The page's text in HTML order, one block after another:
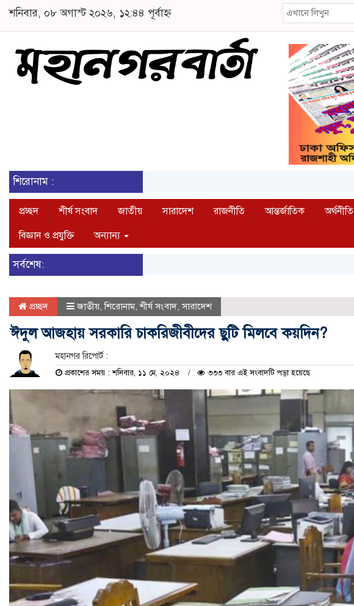
শনিবার, ০৮ অগাস্ট ২০২৬, ১২:৪৪ পূর্বাহ্ন
শিরোনাম :
প্রচ্ছদ শীর্ষ সংবাদ জাতীয় সারাদেশ রাজনীতি আন্তর্জাতিক অর্থনীতি
বিজ্ঞান ও প্রযুক্তি
অন্যান্য
সর্বশেষ:
প্রচ্ছদ জাতীয়,শিরোনাম,শীর্ষ সংবাদ,সারাদেশ
ঈদুল আজহায় সরকারি চাকরিজীবীদের ছুটি মিলবে কয়দিন?
মহানগর রিপোর্ট :
প্রকাশের সময় : শনিবার, ১১ মে, ২০২৪ ৩৩৩ বার এই সংবাদটি পড়া হয়েছে